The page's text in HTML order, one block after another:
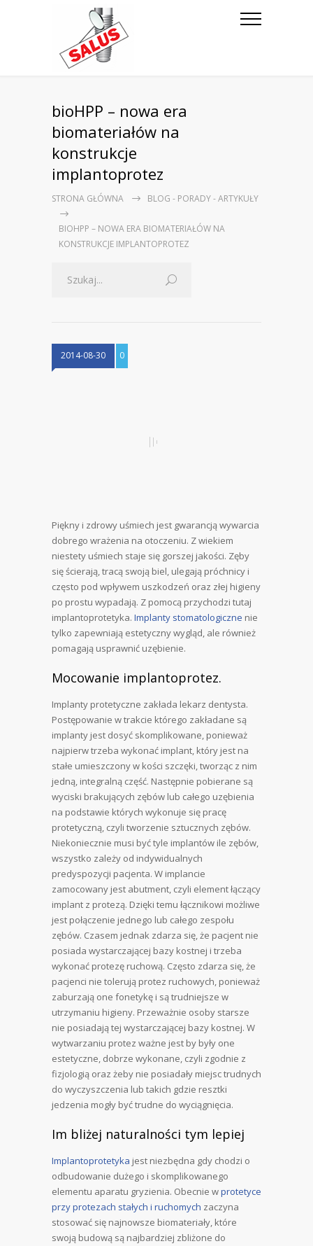
bioHPP – nowa era
biomateriałów na
konstrukcje
implantoprotez
STRONA GŁÓWNA BLOG - PORADY - ARTYKUŁY
BIOHPP – NOWA ERA BIOMATERIAŁÓW NA
KONSTRUKCJE IMPLANTOPROTEZ
2014-08-30 0
Piękny i zdrowy uśmiech jest gwarancją wywarcia
dobrego wrażenia na otoczeniu. Z wiekiem
niestety uśmiech staje się gorszej jakości. Zęby
się ścierają, tracą swoją biel, ulegają próchnicy i
często pod wpływem uszkodzeń oraz złej higieny
po prostu wypadają. Z pomocą przychodzi tutaj
implantoprotetyka. Implanty stomatologiczne nie
tylko zapewniają estetyczny wygląd, ale również
pomagają usprawnić uzębienie.
Mocowanie implantoprotez.
Implanty protetyczne zakłada lekarz dentysta.
Postępowanie w trakcie którego zakładane są
implanty jest dosyć skomplikowane, ponieważ
najpierw trzeba wykonać implant, który jest na
stałe umieszczony w kości szczęki, tworząc z nim
jedną, integralną część. Następnie pobierane są
wyciski brakujących zębów lub całego uzębienia
na podstawie których wykonuje się pracę
protetyczną, czyli tworzenie sztucznych zębów.
Niekoniecznie musi być tyle implantów ile zębów,
wszystko zależy od indywidualnych
predyspozycji pacjenta. W implancie
zamocowany jest abutment, czyli element łączący
implant z protezą. Dzięki temu łącznikowi możliwe
jest połączenie jednego lub całego zespołu
zębów. Czasem jednak zdarza się, że pacjent nie
posiada wystarczającej bazy kostnej i trzeba
wykonać protezę ruchową. Często zdarza się, że
pacjenci nie tolerują protez ruchowych, ponieważ
zaburzają one fonetykę i są trudniejsze w
utrzymaniu higieny. Przeważnie osoby starsze
nie posiadają tej wystarczającej bazy kostnej. W
wytwarzaniu protez ważne jest by były one
estetyczne, dobrze wykonane, czyli zgodnie z
fizjologią oraz żeby nie posiadały miejsc trudnych
do wyczyszczenia lub takich gdzie resztki
jedzenia mogły być trudne do wyciągnięcia.
Im bliżej naturalności tym lepiej
Implantoprotetyka jest niezbędna gdy chodzi o
odbudowanie dużego i skomplikowanego
elementu aparatu gryzienia. Obecnie wprotetyce
przy protezach stałych i ruchomych zaczyna
stosować się najnowsze biomateriały, które
swoją budową są najbardziej zbliżone do